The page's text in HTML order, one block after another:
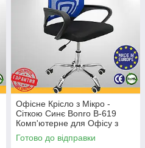
Офісне Крісло з Мікро -
Сіткою Синє Bonro B-619
Комп'ютерне для Офісу з
Сітчастою Спинкою для
Персоналу для Клієнтів
Готово до відправки